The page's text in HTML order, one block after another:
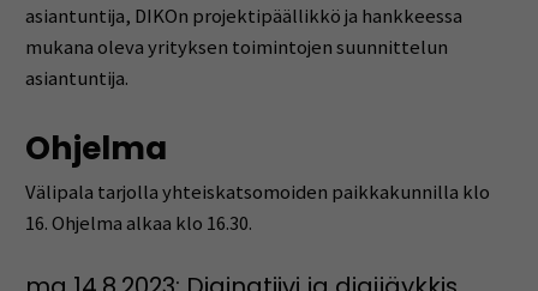
asiantuntija, DIKOn projektipäällikkö ja hankkeessa
mukana oleva yrityksen toimintojen suunnittelun
asiantuntija.
Ohjelma
Välipala tarjolla yhteiskatsomoiden paikkakunnilla klo
16. Ohjelma alkaa klo 16.30.